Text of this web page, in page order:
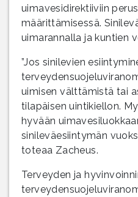
uimavesidirektiiviin
määrittämisessä.
uimarannalla ja kuntien
”Jos sinilevien
uimisen välttämistä tai
tilapäisen uintikiellon.
hyvään
sinileväesiintymän
toteaa Zacheus.
Terveyden ja